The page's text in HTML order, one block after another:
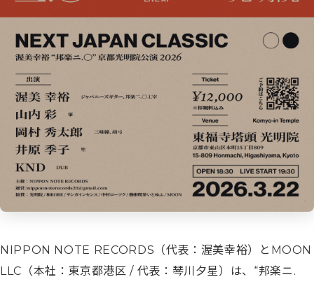
NIPPON NOTE RECORDS（代表：渥美幸裕）とMOON
LLC（本社：東京都港区 / 代表：琴川夕星）は、“邦楽ニ.